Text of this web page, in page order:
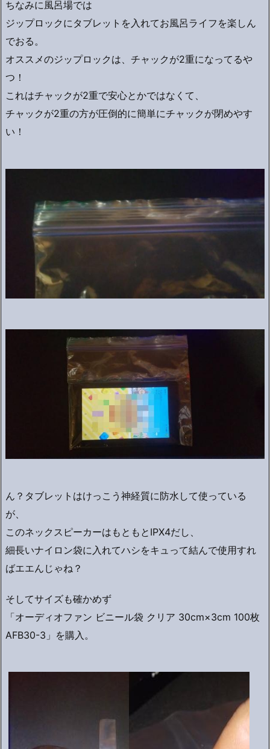
ちなみに風呂場では
ジップロックにタブレットを入れてお風呂ライフを楽しん
でおる。
オススメのジップロックは、チャックが2重になってるや
つ！
これはチャックが2重で安心とかではなくて、
チャックが2重の方が圧倒的に簡単にチャックが閉めやす
い！
ん？タブレットはけっこう神経質に防水して使っている
が、
このネックスピーカーはもともとIPX4だし、
細長いナイロン袋に入れてハシをキュって結んで使用すれ
ばエエんじゃね？
そしてサイズも確かめず
「オーディオファン ビニール袋 クリア 30cm×3cm 100枚
AFB30-3」を購入。